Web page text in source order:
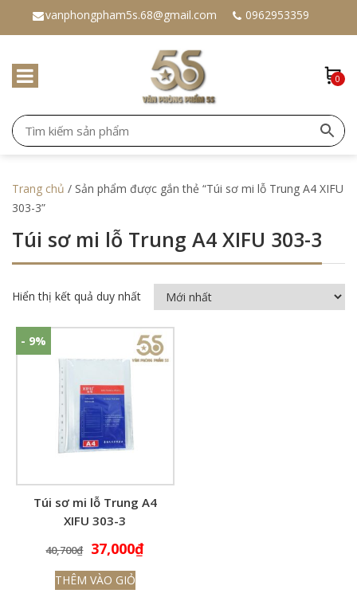
vanphongpham5s.68@gmail.com 0962953359
0
Trang chủ / Sản phẩm được gắn thẻ “Túi sơ mi lỗ Trung A4 XIFU
303-3”
Túi sơ mi lỗ Trung A4 XIFU 303-3
Hiển thị kết quả duy nhất
- 9%
Túi sơ mi lỗ Trung A4
XIFU 303-3
40,700₫ Giá
gốc
là:
37,000₫Giá
THÊM VÀO GIỎ